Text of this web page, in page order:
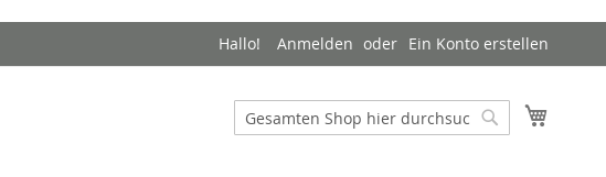
Hallo! Anmelden Ein Konto erstellen
Suche